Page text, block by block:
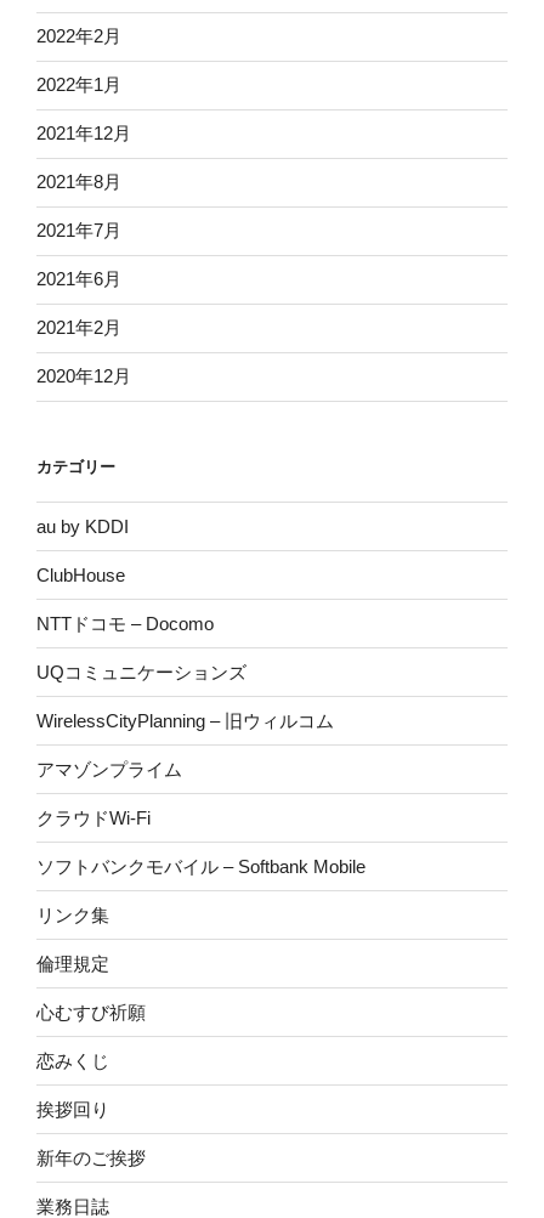
2022年2月
2022年1月
2021年12月
2021年8月
2021年7月
2021年6月
2021年2月
2020年12月
カテゴリー
au by KDDI
ClubHouse
NTTドコモ – Docomo
UQコミュニケーションズ
WirelessCityPlanning – 旧ウィルコム
アマゾンプライム
クラウドWi-Fi
ソフトバンクモバイル – Softbank Mobile
リンク集
倫理規定
心むすび祈願
恋みくじ
挨拶回り
新年のご挨拶
業務日誌